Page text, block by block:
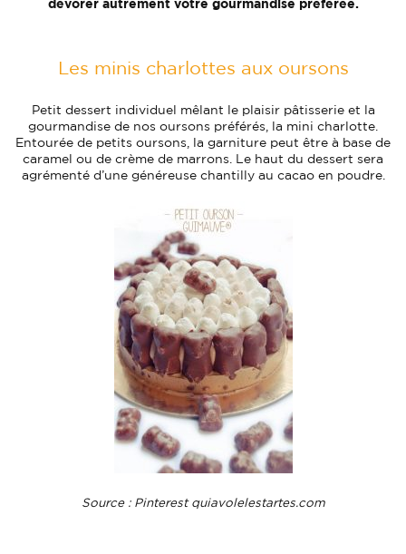
dévorer autrement votre gourmandise préférée.
Les minis charlottes aux oursons
Petit dessert individuel mêlant le plaisir pâtisserie et la
gourmandise de nos oursons préférés, la mini charlotte.
Entourée de petits oursons, la garniture peut être à base de
caramel ou de crème de marrons. Le haut du dessert sera
agrémenté d’une généreuse chantilly au cacao en poudre.
Source : Pinterest quiavolelestartes.com